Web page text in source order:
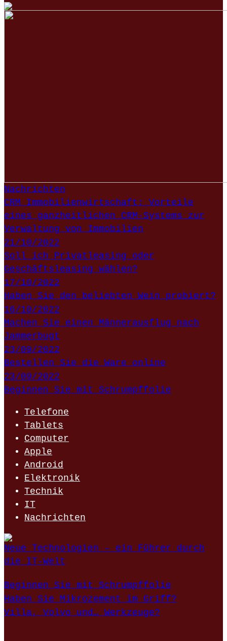
Nachrichten
CRM Immobilienwirtschaft: Vorteile
eines ganzheitlichen CRM-Systems zur
Verwaltung von Immobilien
21/10/2022
Soll ich Privatleasing oder
Geschäftsleasing wählen?
17/10/2022
Haben Sie den beliebten Wein probiert?
16/10/2022
Machen Sie einen Männerausflug nach
Jammerbugt
23/09/2022
Bestellen Sie die Ware online
23/09/2022
Beginnen Sie mit Schrumpffolie
Telefone
Tablets
Computer
Apple
Android
Elektronik
Technik
IT
Nachrichten
Neue Technologien – ein Führer durch
die IT-Welt
Beginnen Sie mit Schrumpffolie
Haben Sie Mikrozement im Griff?
Villa, Volvo und… Werkzeuge?